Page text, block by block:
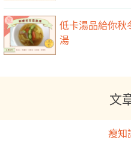
低卡湯品給你
湯
文
瘦知